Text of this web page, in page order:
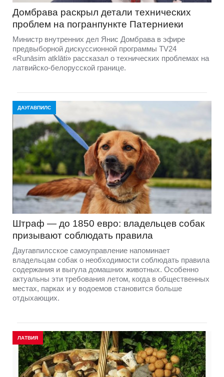
Домбравa раскрыл детали технических
проблем на погранпункте Патерниеки
Министр внутренних дел Янис Домбрава в эфире
предвыборной дискуссионной программы TV24
«Runāsim atklāti» рассказал о технических проблемах на
латвийско-белорусской границе.
ДАУГАВПИЛС
Штраф — до 1850 евро: владельцев собак
призывают соблюдать правила
Даугавпилсское самоуправление напоминает
владельцам собак о необходимости соблюдать правила
содержания и выгула домашних животных. Особенно
актуальны эти требования летом, когда в общественных
местах, парках и у водоемов становится больше
отдыхающих.
ЛАТВИЯ